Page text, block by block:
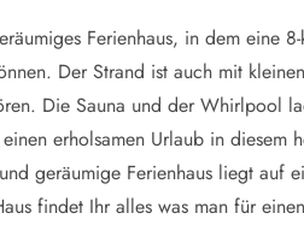
Ferienhaus, in dem eine
Der Strand ist auch mit
Die Sauna und der Whirlpool
erholsamen Urlaub in diesem
geräumige Ferienhaus liegt auf
findet Ihr alles was man für